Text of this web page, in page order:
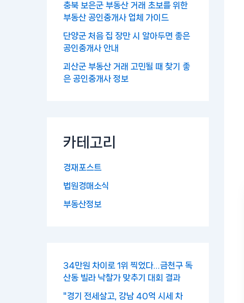
충북 보은군 부동산 거래 초보를 위한
부동산 공인중개사 업체 가이드
단양군 처음 집 장만 시 알아두면 좋은
공인중개사 안내
괴산군 부동산 거래 고민될 때 찾기 좋
은 공인중개사 정보
카테고리
경재포스트
법원경매소식
부동산정보
34만원 차이로 1위 찍었다…금천구 독
산동 빌라 낙찰가 맞추기 대회 결과
"경기 전세살고, 강남 40억 시세 차